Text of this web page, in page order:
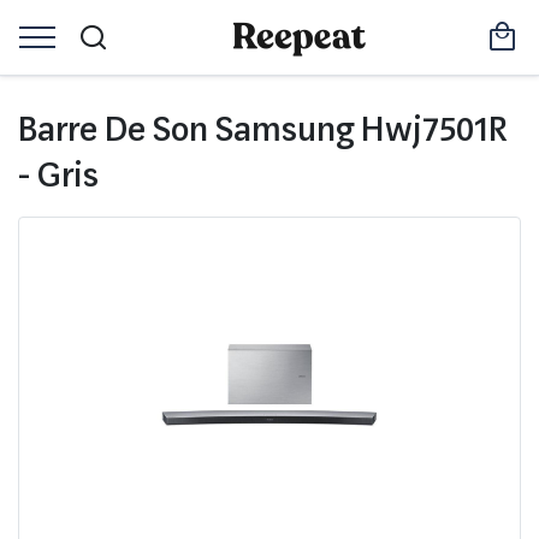
Barre De Son Samsung Hwj7501R
- Gris